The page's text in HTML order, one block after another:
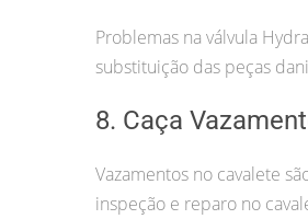
Problemas na válvula
substituição das peças
8. Caça
Vazamentos no cavalete
inspeção e reparo no